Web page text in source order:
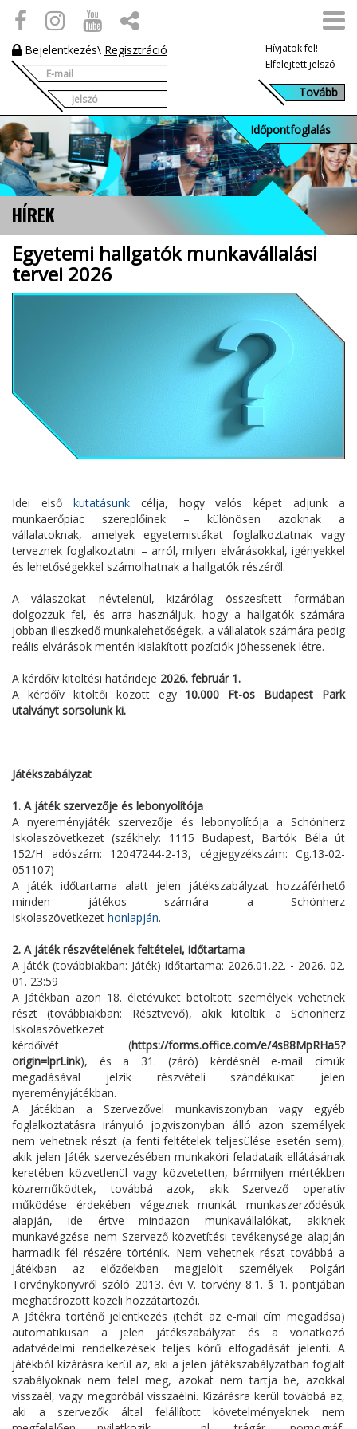
Bejelentkezés\ Regisztráció
Hívjatok fel!
Elfelejtett jelszó
Időpontfoglalás
HÍREK
Egyetemi hallgatók munkavállalási
tervei 2026
Idei első kutatásunk célja, hogy valós képet adjunk a
munkaerőpiac szereplőinek – különösen azoknak a
vállalatoknak, amelyek egyetemistákat foglalkoztatnak vagy
terveznek foglalkoztatni – arról, milyen elvárásokkal, igényekkel
és lehetőségekkel számolhatnak a hallgatók részéről.
A válaszokat névtelenül, kizárólag összesített formában
dolgozzuk fel, és arra használjuk, hogy a hallgatók számára
jobban illeszkedő munkalehetőségek, a vállalatok számára pedig
reális elvárások mentén kialakított pozíciók jöhessenek létre.
A kérdőív kitöltési határideje 2026. február 1.
A kérdőív kitöltői között egy 10.000 Ft-os Budapest Park
utalványt sorsolunk ki.
Játékszabályzat
1. A játék szervezője és lebonyolítója
A nyereményjáték szervezője és lebonyolítója a Schönherz
Iskolaszövetkezet (székhely: 1115 Budapest, Bartók Béla út
152/H adószám: 12047244-2-13, cégjegyzékszám: Cg.13-02-
051107)
A játék időtartama alatt jelen játékszabályzat hozzáférhető
minden játékos számára a Schönherz
Iskolaszövetkezet honlapján.
2. A játék részvételének feltételei, időtartama
A játék (továbbiakban: Játék) időtartama: 2026.01.22. - 2026. 02.
01. 23:59
A Játékban azon 18. életévüket betöltött személyek vehetnek
részt (továbbiakban: Résztvevő), akik kitöltik a Schönherz
Iskolaszövetkezet
kérdőívét (https://forms.office.com/e/4s88MpRHa5?
origin=lprLink), és a 31. (záró) kérdésnél e-mail címük
megadásával jelzik részvételi szándékukat jelen
nyereményjátékban.
A Játékban a Szervezővel munkaviszonyban vagy egyéb
foglalkoztatásra irányuló jogviszonyban álló azon személyek
nem vehetnek részt (a fenti feltételek teljesülése esetén sem),
akik jelen Játék szervezésében munkaköri feladataik ellátásának
keretében közvetlenül vagy közvetetten, bármilyen mértékben
közreműködtek, továbbá azok, akik Szervező operatív
működése érdekében végeznek munkát munkaszerződésük
alapján, ide értve mindazon munkavállalókat, akiknek
munkavégzése nem Szervező közvetítési tevékenysége alapján
harmadik fél részére történik. Nem vehetnek részt továbbá a
Játékban az előzőekben megjelölt személyek Polgári
Törvénykönyvről szóló 2013. évi V. törvény 8:1. § 1. pontjában
meghatározott közeli hozzátartozói.
A Játékra történő jelentkezés (tehát az e-mail cím megadása)
automatikusan a jelen játékszabályzat és a vonatkozó
adatvédelmi rendelkezések teljes körű elfogadását jelenti. A
játékból kizárásra kerül az, aki a jelen játékszabályzatban foglalt
szabályoknak nem felel meg, azokat nem tartja be, azokkal
visszaél, vagy megpróbál visszaélni. Kizárásra kerül továbbá az,
aki a szervezők által felállított követelményeknek nem